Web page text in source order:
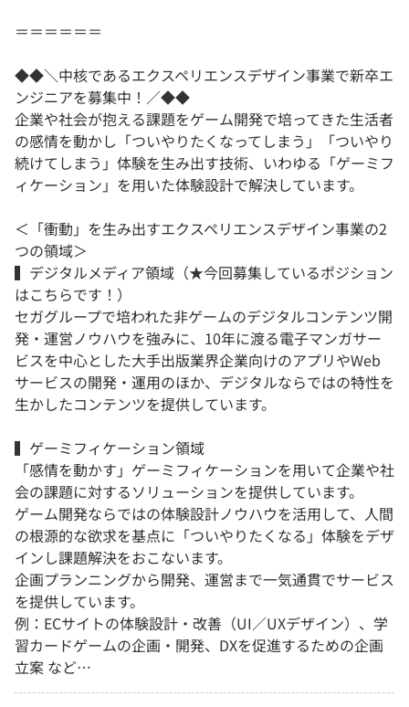
＝＝＝＝＝＝
◆◆＼中核であるエクスペリエンスデザイン事業で新卒エ
ンジニアを募集中！／◆◆
企業や社会が抱える課題をゲーム開発で培ってきた生活者
の感情を動かし「ついやりたくなってしまう」「ついやり
続けてしまう」体験を生み出す技術、いわゆる「ゲーミフ
ィケーション」を用いた体験設計で解決しています。
＜「衝動」を生み出すエクスペリエンスデザイン事業の2
つの領域＞
▍デジタルメディア領域（★今回募集しているポジション
はこちらです！）
セガグループで培われた非ゲームのデジタルコンテンツ開
発・運営ノウハウを強みに、10年に渡る電子マンガサー
ビスを中心とした大手出版業界企業向けのアプリやWeb
サービスの開発・運用のほか、デジタルならではの特性を
生かしたコンテンツを提供しています。
▍ゲーミフィケーション領域
「感情を動かす」ゲーミフィケーションを用いて企業や社
会の課題に対するソリューションを提供しています。
ゲーム開発ならではの体験設計ノウハウを活用して、人間
の根源的な欲求を基点に「ついやりたくなる」体験をデザ
インし課題解決をおこないます。
企画プランニングから開発、運営まで一気通貫でサービス
を提供しています。
例：ECサイトの体験設計・改善（UI／UXデザイン）、学
習カードゲームの企画・開発、DXを促進するための企画
立案 など…